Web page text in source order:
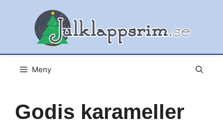
Meny
Godis karameller